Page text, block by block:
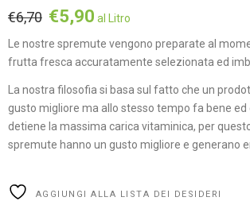
€6,70
Il
prezzo
originale
era:
€6,70.
€5,90
attuale
è:
€5,90.
al Litro
Le nostre spremute vengono preparate al
frutta fresca accuratamente selezionata ed
La nostra filosofia si basa sul fatto che un
gusto migliore ma allo stesso tempo fa bene
detiene la massima carica vitaminica, per
spremute hanno un gusto migliore e generano
Alternative:
AGGIUNGI ALLA LISTA DEI DESIDERI